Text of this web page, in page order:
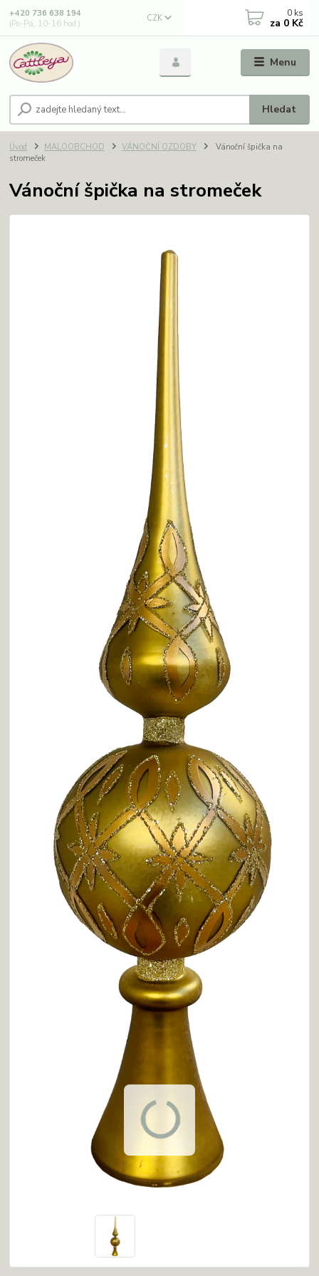
Menu
CZK
Hledat
+420 736 638 194
(Po-Pá, 10-16 hod.)
0 ks
za 0 Kč
Úvod MALOOBCHOD VÁNOČNÍ OZDOBY
Vánoční špička na
stromeček
Vánoční špička na stromeček